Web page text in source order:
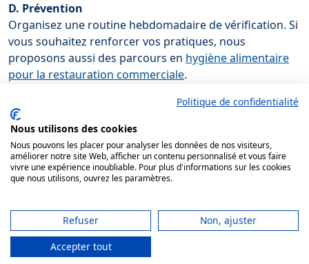
D. Prévention
Organisez une routine hebdomadaire de vérification. Si
vous souhaitez renforcer vos pratiques, nous
proposons aussi des parcours en hygiène alimentaire
pour la restauration commerciale.
9. DUERP absent ou non mis à jour
A. Ce que le contrôleur regarde
La présence du document unique d’évaluation des
risques professionnels et sa mise à jour.
B. Le risque
prévention des risques.
C. Correctif immédiat
Politique de confidentialité
Nous utilisons des cookies
Nous pouvons les placer pour analyser les données de nos visiteurs,
améliorer notre site Web, afficher un contenu personnalisé et vous faire
vivre une expérience inoubliable. Pour plus d'informations sur les cookies
que nous utilisons, ouvrez les paramètres.
Refuser
Non, ajuster
Accepter tout